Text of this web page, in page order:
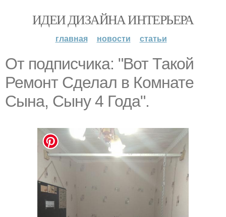
ИДЕИ ДИЗАЙНА ИНТЕРЬЕРА
главная новости статьи
От подписчика: "Вот Такой
Ремонт Сделал в Комнате
Сына, Сыну 4 Года".